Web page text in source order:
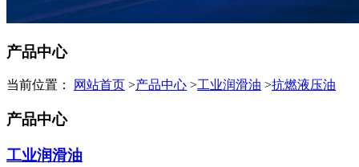
产品中心
当前位置： 网站首页 >产品中心 >工业润滑油 >抗燃液压油
产品中心
工业润滑油